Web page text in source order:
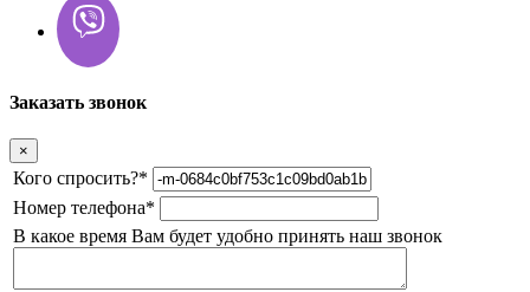
Заказать звонок
×
Кого спросить?*
Номер телефона*
В какое время Вам будет удобно принять наш звонок